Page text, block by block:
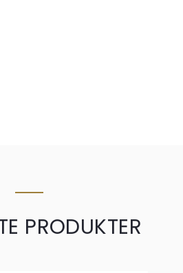
PRODUKTER